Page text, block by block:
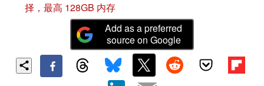
择，最高 128GB 内存
Add as a preferred
source on Google